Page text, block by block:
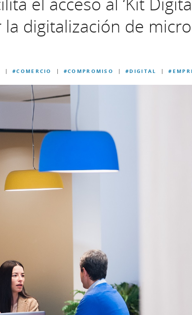
digitalización de
#COMERCIO #COMPROMISO |#DIGITAL |